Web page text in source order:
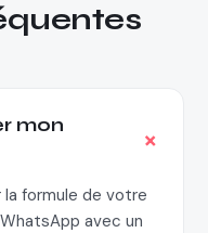
mon
la formule de votre
avec un